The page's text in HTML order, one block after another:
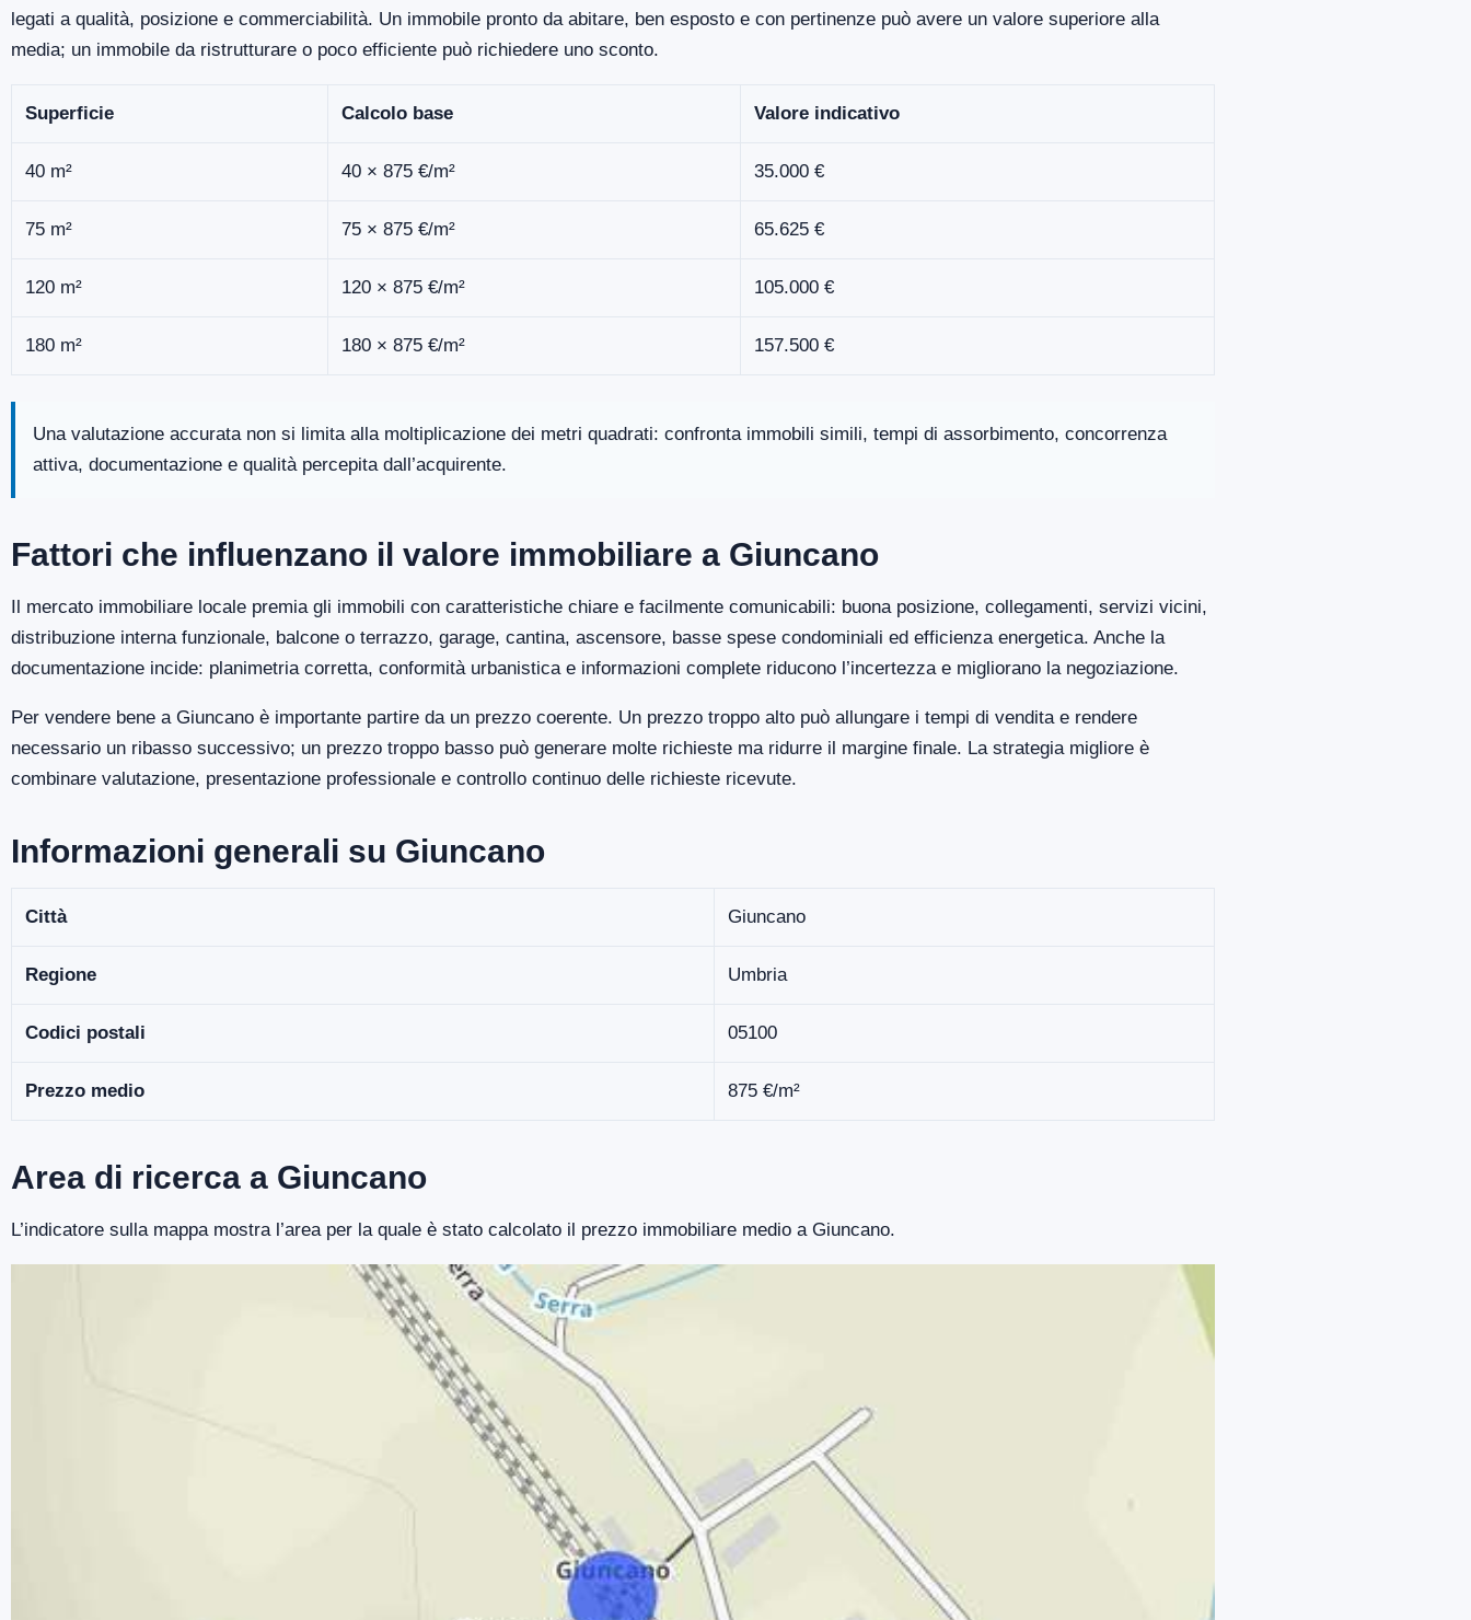
legati a qualità, posizione e commerciabilità. Un immobile pronto da abitare, ben esposto e con pertinenze può avere un valore superiore alla
media; un immobile da ristrutturare o poco efficiente può richiedere uno sconto.
Superficie Calcolo base Valore indicativo
40 m² 40 × 875 €/m² 35.000 €
75 m² 75 × 875 €/m² 65.625 €
120 m² 120 × 875 €/m² 105.000 €
180 m² 180 × 875 €/m² 157.500 €
Una valutazione accurata non si limita alla moltiplicazione dei metri quadrati: confronta immobili simili, tempi di assorbimento, concorrenza
attiva, documentazione e qualità percepita dall’acquirente.
Fattori che influenzano il valore immobiliare a Giuncano
Il mercato immobiliare locale premia gli immobili con caratteristiche chiare e facilmente comunicabili: buona posizione, collegamenti, servizi vicini,
distribuzione interna funzionale, balcone o terrazzo, garage, cantina, ascensore, basse spese condominiali ed efficienza energetica. Anche la
documentazione incide: planimetria corretta, conformità urbanistica e informazioni complete riducono l’incertezza e migliorano la negoziazione.
Per vendere bene a Giuncano è importante partire da un prezzo coerente. Un prezzo troppo alto può allungare i tempi di vendita e rendere
necessario un ribasso successivo; un prezzo troppo basso può generare molte richieste ma ridurre il margine finale. La strategia migliore è
combinare valutazione, presentazione professionale e controllo continuo delle richieste ricevute.
Informazioni generali su Giuncano
Città Giuncano
Regione Umbria
Codici postali 05100
Prezzo medio 875 €/m²
Area di ricerca a Giuncano
L’indicatore sulla mappa mostra l’area per la quale è stato calcolato il prezzo immobiliare medio a Giuncano.